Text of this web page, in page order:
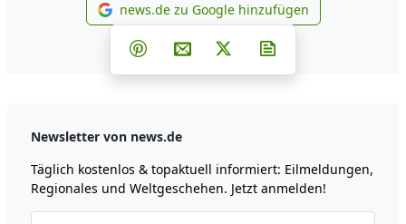
news.de zu Google
news.de zu Google hinzufügen
Teilen auf Facebook
Teilen auf Whatsapp
Teilen auf Telegram
Teilen auf Pinterest
Per E-Mail teilen
Post auf X
Newsletter von news.de
Täglich kostenlos & topaktuell informiert: Eilmeldungen,
Regionales und Weltgeschehen. Jetzt anmelden!